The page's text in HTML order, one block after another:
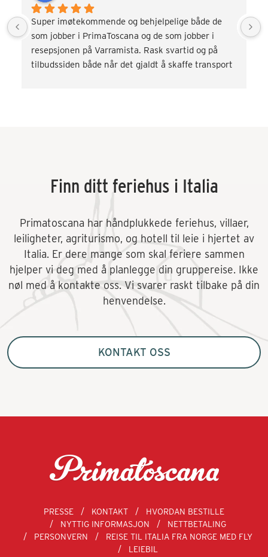
Super imøtekommende og behjelpelige både de
som jobber i PrimaToscana og de som jobber i
resepsjonen på Varramista. Rask svartid og på
tilbudssiden både når det gjaldt å skaffe transport
Finn ditt feriehus i Italia
Primatoscana har håndplukkede feriehus, villaer,
leiligheter, agriturismo, og hotell til leie i hjertet av
Italia. Er dere mange som skal feriere sammen
hjelper vi deg med å planlegge din gruppereise. Ikke
nøl med å kontakte oss. Vi svarer raskt tilbake på din
henvendelse.
KONTAKT OSS
PRESSE KONTAKT
HVORDAN BESTILLE
NYTTIG INFORMASJON
NETTBETALING
PERSONVERN
REISE TIL ITALIA FRA NORGE MED FLY
LEIEBIL